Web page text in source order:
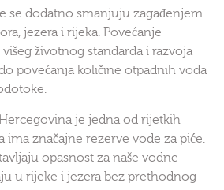
se dodatno smanjuju zagađenjem
jezera i rijeka. Povećanje
životnog standarda i razvoja
povećanja količine otpadnih voda
je jedna od rijetkih
ima značajne rezerve vode za piće.
opasnost za naše vodne
u rijeke i jezera bez prethodnog